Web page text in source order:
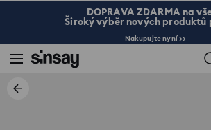
DOPRAVA ZDARMA na
Široký výběr nových produktů
Nakupujte nyní >>